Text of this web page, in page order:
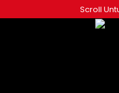
to
Scroll